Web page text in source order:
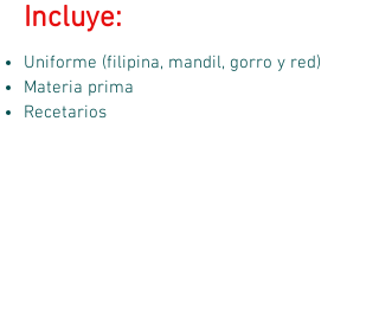
Incluye:
Uniforme (filipina, mandil, gorro y red)
Materia prima
Recetarios